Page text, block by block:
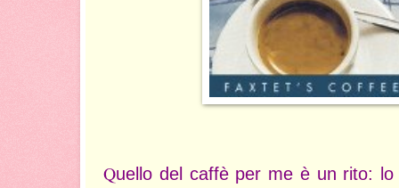
Quello del caffè per me è un rito: